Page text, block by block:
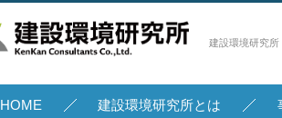
建設環境研究所
HOME 建設環境研究所とは